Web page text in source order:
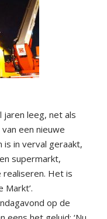
jaren leeg, net als
een nieuwe
is in verval geraakt,
supermarkt,
Het is
Markt’.
op de